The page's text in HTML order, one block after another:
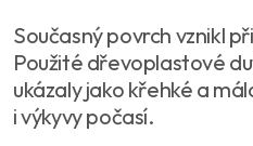
Současný povrch vznikl
Použité dřevoplastové
ukázaly jako křehké a
i výkyvy počasí.